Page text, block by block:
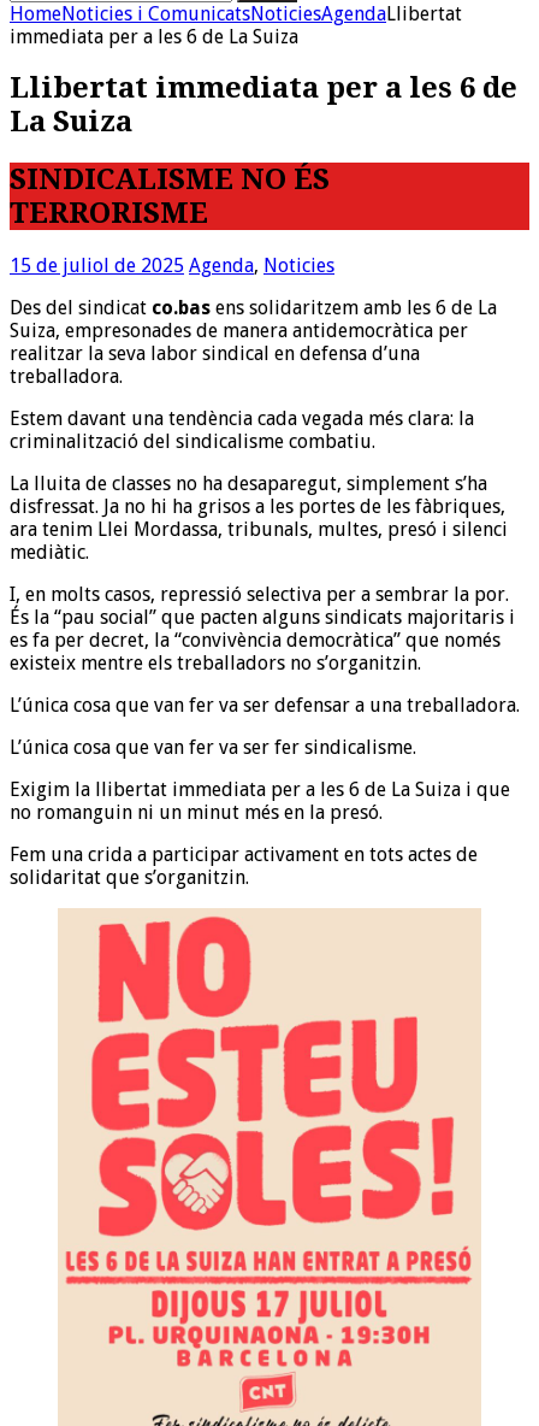
HomeNoticies i ComunicatsNoticiesAgendaLlibertat
immediata per a les 6 de La Suiza
Llibertat immediata per a les 6 de
La Suiza
SINDICALISME NO ÉS
TERRORISME
15 de juliol de 2025 Agenda, Noticies
Des del sindicat co.bas ens solidaritzem amb les 6 de La
Suiza, empresonades de manera antidemocràtica per
realitzar la seva labor sindical en defensa d’una
treballadora.
Estem davant una tendència cada vegada més clara: la
criminalització del sindicalisme combatiu.
La lluita de classes no ha desaparegut, simplement s’ha
disfressat. Ja no hi ha grisos a les portes de les fàbriques,
ara tenim Llei Mordassa, tribunals, multes, presó i silenci
mediàtic.
I, en molts casos, repressió selectiva per a sembrar la por.
És la “pau social” que pacten alguns sindicats majoritaris i
es fa per decret, la “convivència democràtica” que només
existeix mentre els treballadors no s’organitzin.
L’única cosa que van fer va ser defensar a una treballadora.
L’única cosa que van fer va ser fer sindicalisme.
Exigim la llibertat immediata per a les 6 de La Suiza i que
no romanguin ni un minut més en la presó.
Fem una crida a participar activament en tots actes de
solidaritat que s’organitzin.